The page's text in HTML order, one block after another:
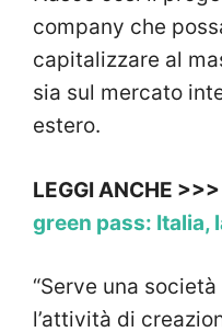
company che
capitalizzare al
sia sul mercato
estero.
LEGGI ANCHE >>>
green pass: Italia,
“Serve una
l’attività di